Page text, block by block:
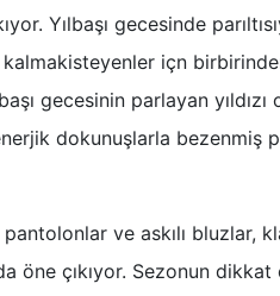
Yılbaşı gecesinde
içn
gecesinin parlayan
dokunuşlarla bezenmiş
pantolonlar ve askılı
öne çıkıyor. Sezonun dikkat